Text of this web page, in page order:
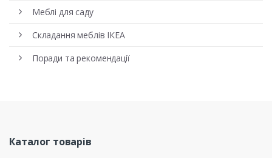
Меблі для саду
Складання меблів ІКЕА
Поради та рекомендації
Каталог товарів